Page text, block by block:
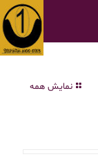
نمایش همه